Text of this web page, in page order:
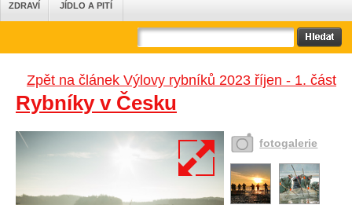
ZDRAVÍ JÍDLO A PITÍ
Zpět na článek Výlovy rybníků 2023 říjen - 1. část
Rybníky v Česku
fotogalerie